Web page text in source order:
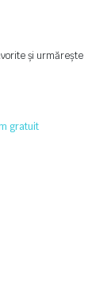
și urmărește
gratuit